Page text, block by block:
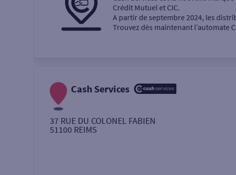
Ma recherche
Retrait de billets €
Crédit Mutuel et CIC.
A partir de septembre 2024, les
Trouvez dès maintenant l’automate
Cash Services
37 RUE DU COLONEL FABIEN
51100 REIMS